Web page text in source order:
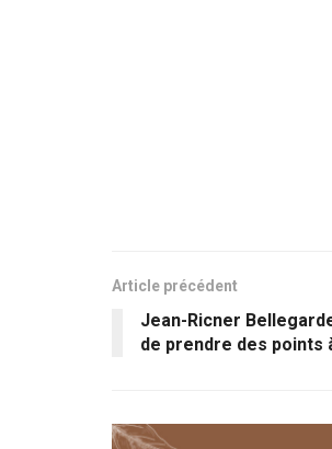
Article précédent
Jean-Ricner
de prendre des points